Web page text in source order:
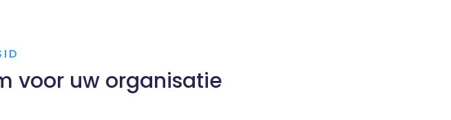
voor uw organisatie